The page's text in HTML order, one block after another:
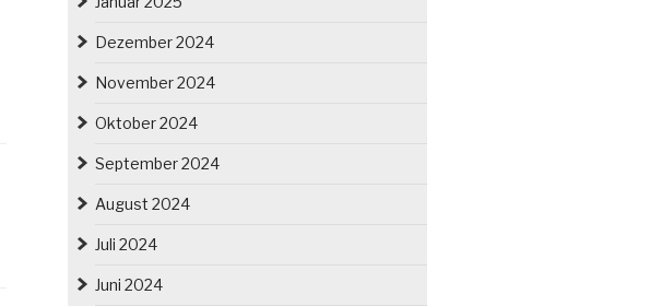
Dezember 2024
November 2024
Oktober 2024
September 2024
August 2024
Juli 2024
Juni 2024